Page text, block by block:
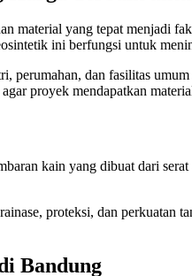
material yang tepat menjadi
ini berfungsi untuk
perumahan, dan fasilitas
proyek mendapatkan
kain yang dibuat dari
proteksi, dan perkuatan
Bandung